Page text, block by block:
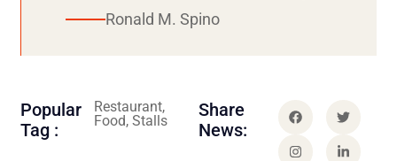
Ronald M. Spino
Popular
Tag :
Restaurant,
Food, Stalls
Share
News: